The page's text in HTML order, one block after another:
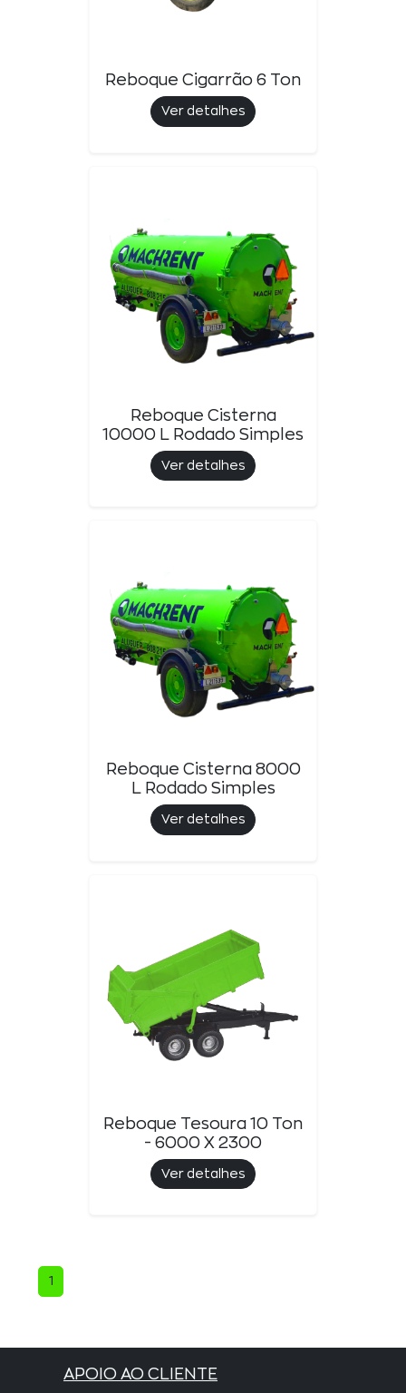
Reboque Cigarrão 6 Ton
Ver detalhes
Reboque Cisterna
10000 L Rodado Simples
Ver detalhes
Reboque Cisterna 8000
L Rodado Simples
Ver detalhes
Reboque Tesoura 10 Ton
- 6000 X 2300
Ver detalhes
1
APOIO AO CLIENTE